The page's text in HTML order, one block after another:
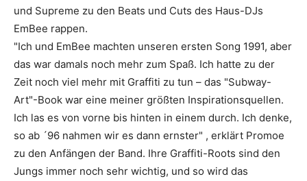
und Supreme zu den Beats und Cuts des Haus-DJs
EmBee rappen.
"Ich und EmBee machten unseren ersten Song 1991, aber
das war damals noch mehr zum Spaß. Ich hatte zu der
Zeit noch viel mehr mit Graffiti zu tun – das "Subway-
Art"-Book war eine meiner größten Inspirationsquellen.
Ich las es von vorne bis hinten in einem durch. Ich denke,
so ab ´96 nahmen wir es dann ernster" , erklärt Promoe
zu den Anfängen der Band. Ihre Graffiti-Roots sind den
Jungs immer noch sehr wichtig, und so wird das